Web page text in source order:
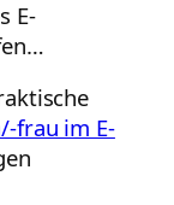
E-
frau im E-